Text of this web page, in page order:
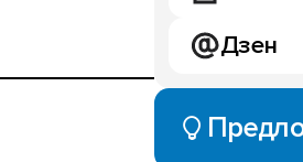
Дзен